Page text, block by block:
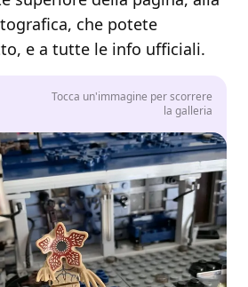
che potete
e a tutte le info ufficiali.
Tocca un'immagine per scorrere
la galleria